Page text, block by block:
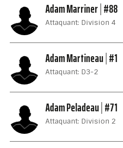
Adam Marriner #88
Attaquant: Division 4
Adam Martineau #1
Attaquant: D3-2
Adam Peladeau #71
Attaquant: Division 2